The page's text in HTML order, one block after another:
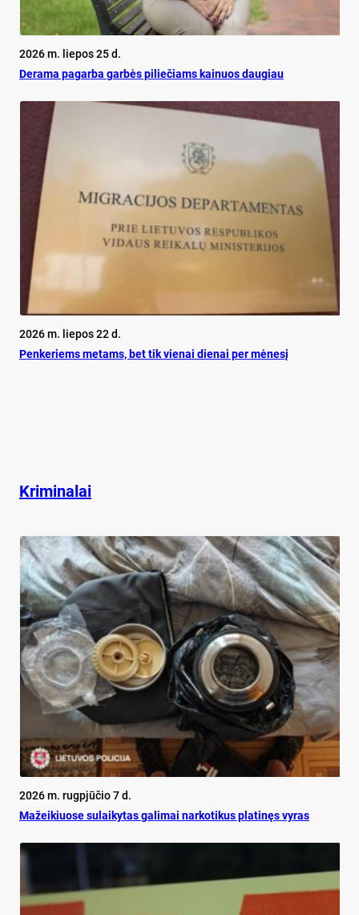
2026 m. liepos 25 d.
De­ra­ma pa­gar­ba gar­bės pi­lie­čiams kai­nuos dau­giau
2026 m. liepos 22 d.
Pen­ke­riems me­tams, bet tik vie­nai die­nai per mė­ne­sį
Kriminalai
2026 m. rugpjūčio 7 d.
Mažeikiuose sulaikytas galimai narkotikus platinęs vyras